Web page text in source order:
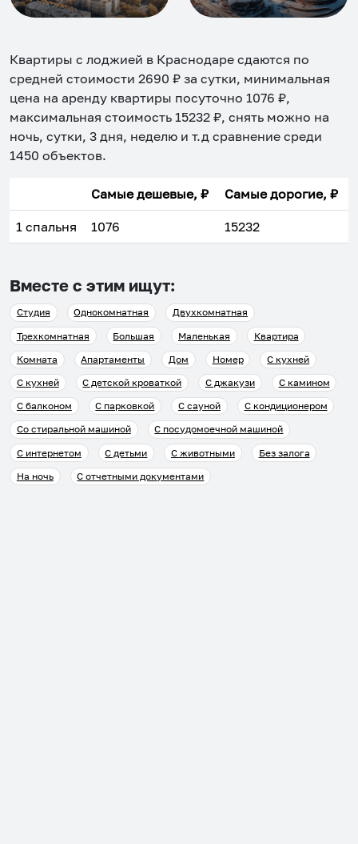
Квартиры с лоджией в Краснодаре сдаются по
средней стоимости 2690 ₽ за сутки, минимальная
цена на аренду квартиры посуточно 1076 ₽,
максимальная стоимость 15232 ₽, снять можно на
ночь, сутки, 3 дня, неделю и т.д сравнение среди
1450 объектов.
Самые дешевые, ₽ Самые дорогие, ₽
1 спальня 1076 15232
Вместе с этим ищут:
Студия Однокомнатная
Двухкомнатная
Трехкомнатная
Большая Маленькая
Квартира
Комната
Апартаменты Дом Номер
С кухней
С кухней
С детской кроваткой С джакузи
С камином
С балконом
С парковкой С сауной
С кондиционером
Со стиральной машиной
С посудомоечной машиной
С интернетом
С детьми С животными
Без залога
На ночь
С отчетными документами